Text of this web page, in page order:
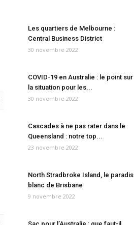
Les quartiers de Melbourne :
Central Business District
30 novembre 2022
COVID-19 en Australie : le point sur
la situation pour les...
30 novembre 2022
Cascades à ne pas rater dans le
Queensland : notre top...
23 novembre 2022
North Stradbroke Island, le paradis
blanc de Brisbane
9 novembre 2022